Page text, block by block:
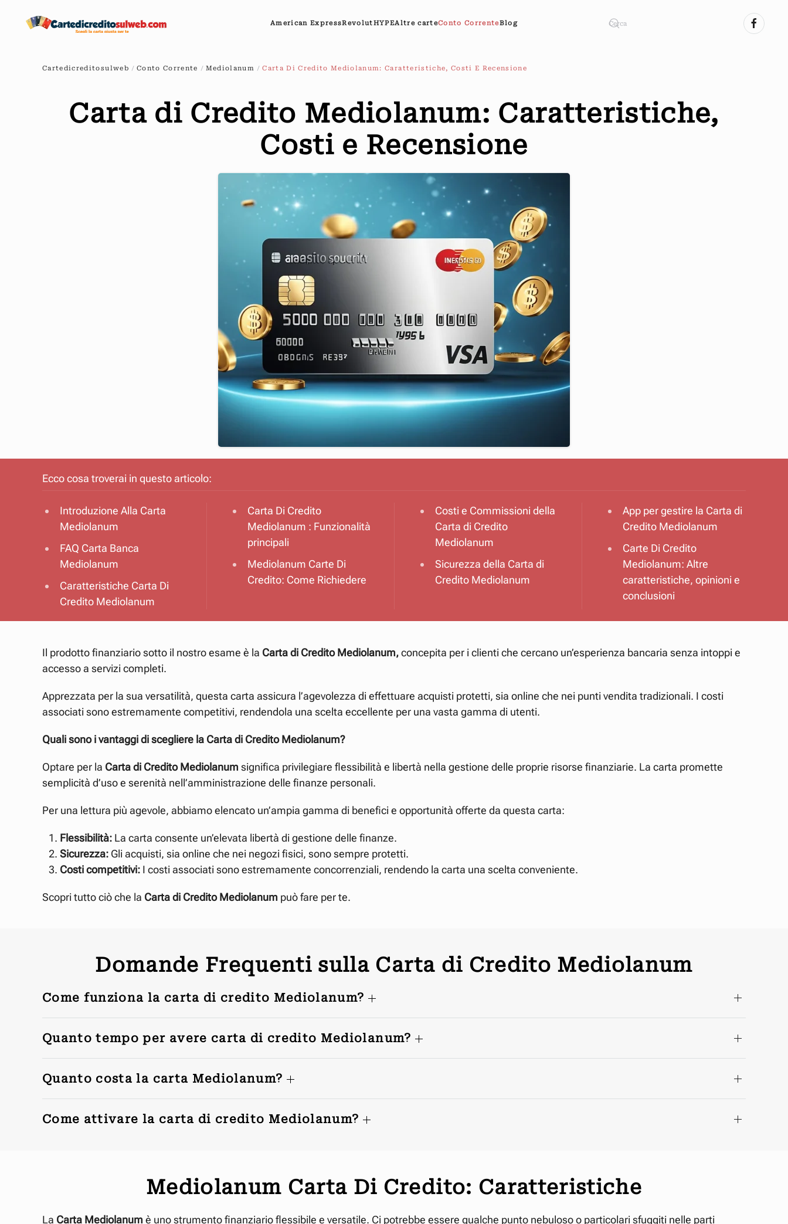
Passa
American ExpressRevolutHYPEAltre carteConto CorrenteBlog
Cartedicreditosulweb Conto Corrente Mediolanum Carta Di Credito Mediolanum: Caratteristiche, Costi E Recensione
Carta di Credito Mediolanum: Caratteristiche,
Costi e Recensione
Ecco cosa troverai in questo articolo:
Introduzione Alla Carta
Mediolanum
FAQ Carta Banca
Mediolanum
Caratteristiche Carta Di
Credito Mediolanum
Carta Di Credito
Mediolanum : Funzionalità
principali
Mediolanum Carte Di
Credito: Come Richiedere
Costi e Commissioni della
Carta di Credito
Mediolanum
Sicurezza della Carta di
Credito Mediolanum
App per gestire la Carta di
Credito Mediolanum
Carte Di Credito
Mediolanum: Altre
caratteristiche, opinioni e
conclusioni
Il prodotto finanziario sotto il nostro esame è la Carta di Credito Mediolanum,concepita per i clienti che cercano un’esperienza bancaria senza intoppi e
accesso a servizi completi.
Apprezzata per la sua versatilità, questa carta assicura l’agevolezza di effettuare acquisti protetti, sia online che nei punti vendita tradizionali. I costi
associati sono estremamente competitivi, rendendola una scelta eccellente per una vasta gamma di utenti.
Quali sono i vantaggi di scegliere la Carta di Credito Mediolanum?
Optare per la Carta di Credito Mediolanum significa privilegiare flessibilità e libertà nella gestione delle proprie risorse finanziarie. La carta promette
semplicità d’uso e serenità nell’amministrazione delle finanze personali.
Per una lettura più agevole, abbiamo elencato un’ampia gamma di benefici e opportunità offerte da questa carta:
Flessibilità: La carta consente un’elevata libertà di gestione delle finanze.
Sicurezza: Gli acquisti, sia online che nei negozi fisici, sono sempre protetti.
Costi competitivi: I costi associati sono estremamente concorrenziali, rendendo la carta una scelta conveniente.
Scopri tutto ciò che la Carta di Credito Mediolanum può fare per te.
Domande Frequenti sulla Carta di Credito Mediolanum
Come funziona la carta di credito Mediolanum?
Quanto tempo per avere carta di credito Mediolanum?
Quanto costa la carta Mediolanum?
Come attivare la carta di credito Mediolanum?
Mediolanum Carta Di Credito: Caratteristiche
La Carta Mediolanum è uno strumento finanziario flessibile e versatile. Ci potrebbe essere qualche punto nebuloso o particolari sfuggiti nelle parti